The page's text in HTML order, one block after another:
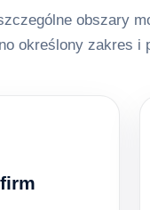
obszary
określony zakres i